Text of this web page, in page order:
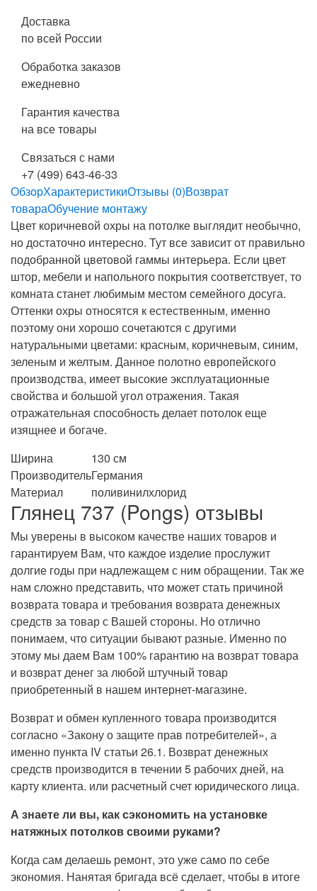
Доставка
по всей России
Обработка заказов
ежедневно
Гарантия качества
на все товары
Связаться с нами
+7 (499) 643-46-33
ОбзорХарактеристикиОтзывы (0)Возврат
товараОбучение монтажу
Цвет коричневой охры на потолке выглядит необычно,
но достаточно интересно. Тут все зависит от правильно
подобранной цветовой гаммы интерьера. Если цвет
штор, мебели и напольного покрытия соответствует, то
комната станет любимым местом семейного досуга.
Оттенки охры относятся к естественным, именно
поэтому они хорошо сочетаются с другими
натуральными цветами: красным, коричневым, синим,
зеленым и желтым. Данное полотно европейского
производства, имеет высокие эксплуатационные
свойства и большой угол отражения. Такая
отражательная способность делает потолок еще
изящнее и богаче.
Ширина
130 см
ПроизводительГермания
Материал
поливинилхлорид
Глянец 737 (Pongs) отзывы
Мы уверены в высоком качестве наших товаров и
гарантируем Вам, что каждое изделие прослужит
долгие годы при надлежащем с ним обращении. Так же
нам сложно представить, что может стать причиной
возврата товара и требования возврата денежных
средств за товар с Вашей стороны. Но отлично
понимаем, что ситуации бывают разные. Именно по
этому мы даем Вам 100% гарантию на возврат товара
и возврат денег за любой штучный товар
приобретенный в нашем интернет-магазине.
Возврат и обмен купленного товара производится
согласно «Закону о защите прав потребителей», а
именно пункта IV статьи 26.1. Возврат денежных
средств производится в течении 5 рабочих дней, на
карту клиента. или расчетный счет юридического лица.
А знаете ли вы, как сэкономить на установке
натяжных потолков своими руками?
Когда сам делаешь ремонт, это уже само по себе
экономия. Нанятая бригада всё сделает, чтобы в итоге